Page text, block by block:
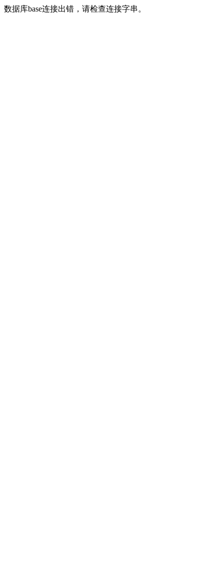
数据库base连接出错，请检查连接字串。